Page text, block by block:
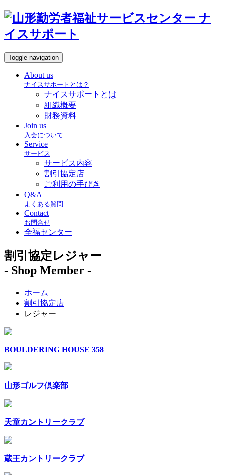
Toggle navigation
About us
ナイスサポートとは？
ナイスサポートとは
組織概要
財務資料
Join us
入会について
Service
サービス
サービス内容
割引協定店
ご利用の手びき
Q&A
よくある質問
Contact
お問合せ
全福センター
割引協定レジャー
- Shop Member -
ホーム
割引協定店
レジャー
BOULDERING HOUSE 358
山形ゴルフ倶楽部
天童カントリークラブ
蔵王カントリークラブ